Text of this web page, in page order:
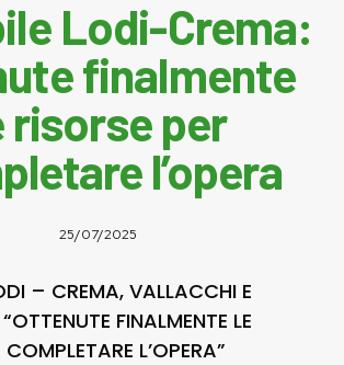
Lodi-Crema:
finalmente
risorse per
l’opera
25/07/2025
– CREMA, VALLACCHI E
FINALMENTE LE
COMPLETARE L’OPERA”